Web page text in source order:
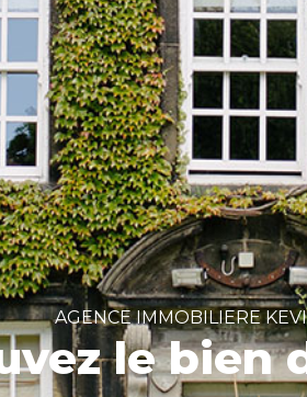
AGENCE IMMOBILIERE
le bien